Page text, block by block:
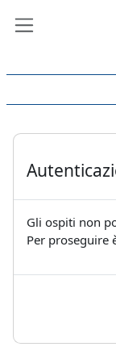
Gli ospiti non
Per proseguire